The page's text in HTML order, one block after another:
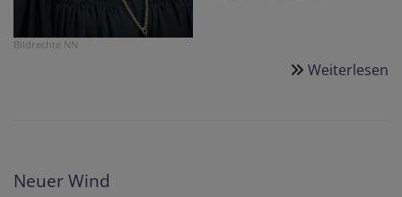
Bildrechte NN
Weiterlesen
Neuer Wind